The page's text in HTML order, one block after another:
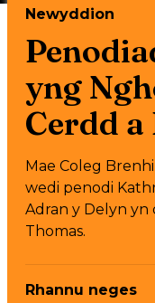
Newyddion
yng
Cerdd
Mae Coleg
wedi penodi
Adran y Delyn yn
Thomas.
Rhannu neges